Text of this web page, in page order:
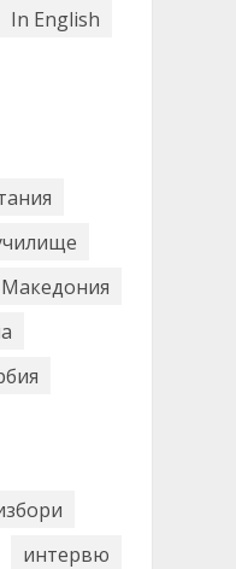
In English
Македония
интервю